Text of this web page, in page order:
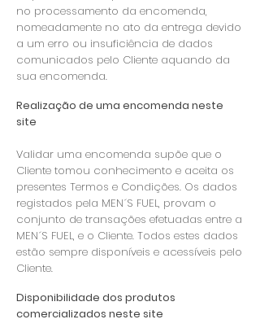
no processamento da encomenda,
nomeadamente no ato da entrega devido
a um erro ou insuficiência de dados
comunicados pelo Cliente aquando da
sua encomenda.
Realização de uma encomenda neste
site
Validar uma encomenda supõe que o
Cliente tomou conhecimento e aceita os
presentes Termos e Condições. Os dados
registados pela MEN´S FUEL, provam o
conjunto de transações efetuadas entre a
MEN´S FUEL, e o Cliente. Todos estes dados
estão sempre disponíveis e acessíveis pelo
Cliente.
Disponibilidade dos produtos
comercializados neste site